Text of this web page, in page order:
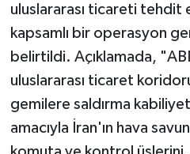
uluslararası ticareti tehdit
kapsamlı bir operasyon
belirtildi. Açıklamada,
uluslararası ticaret
gemilere saldırma
amacıyla İran'ın hava